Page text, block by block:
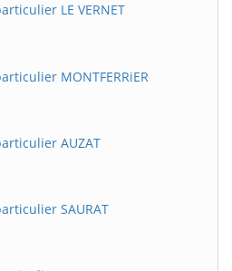
LE VERNET
MONTFERRiER
AUZAT
SAURAT